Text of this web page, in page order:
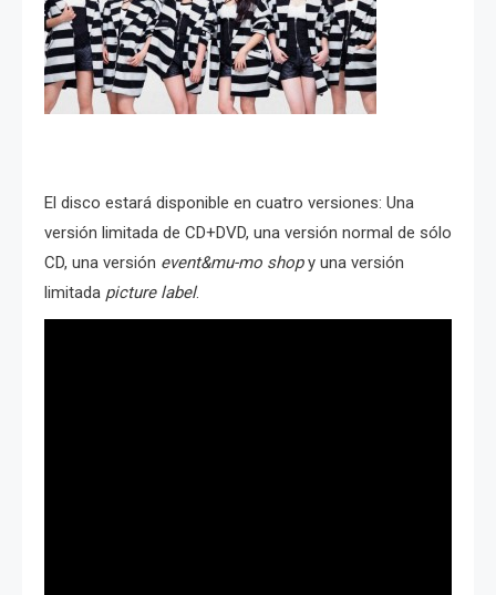
El disco estará disponible en cuatro versiones: Una
versión limitada de CD+DVD, una versión normal de sólo
CD, una versión event&mu-mo shopy una versión
limitada picture label.